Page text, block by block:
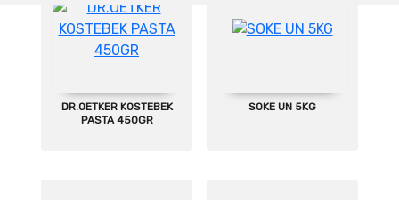
DR.OETKER KOSTEBEK
PASTA 450GR
SOKE UN 5KG